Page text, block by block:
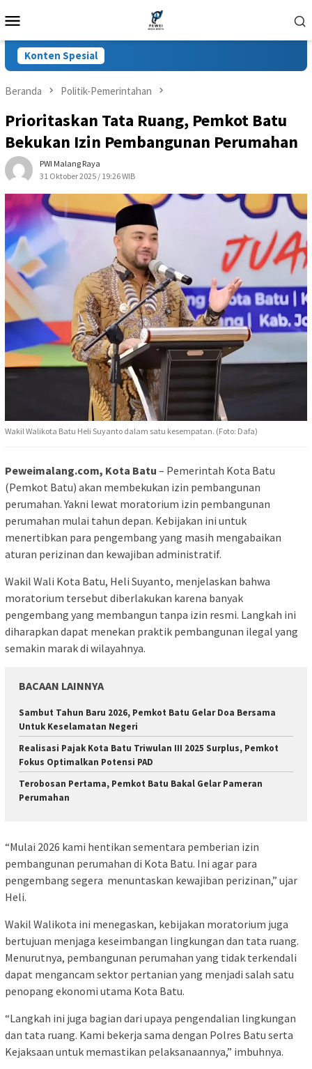
ke
Mobile
Konten Spesial
Beranda Politik-Pemerintahan
Prioritaskan Tata Ruang, Pemkot Batu
Bekukan Izin Pembangunan Perumahan
PWI Malang Raya
31 Oktober 2025 / 19:26 WIB
Wakil Walikota Batu Heli Suyanto dalam satu kesempatan. (Foto: Dafa)
Peweimalang.com, Kota Batu – Pemerintah Kota Batu
(Pemkot Batu) akan membekukan izin pembangunan
perumahan. Yakni lewat moratorium izin pembangunan
perumahan mulai tahun depan. Kebijakan ini untuk
menertibkan para pengembang yang masih mengabaikan
aturan perizinan dan kewajiban administratif.
Wakil Wali Kota Batu, Heli Suyanto, menjelaskan bahwa
moratorium tersebut diberlakukan karena banyak
pengembang yang membangun tanpa izin resmi. Langkah ini
diharapkan dapat menekan praktik pembangunan ilegal yang
semakin marak di wilayahnya.
BACAAN LAINNYA
Sambut Tahun Baru 2026, Pemkot Batu Gelar Doa Bersama
Untuk Keselamatan Negeri
Realisasi Pajak Kota Batu Triwulan III 2025 Surplus, Pemkot
Fokus Optimalkan Potensi PAD
Terobosan Pertama, Pemkot Batu Bakal Gelar Pameran
Perumahan
“Mulai 2026 kami hentikan sementara pemberian izin
pembangunan perumahan di Kota Batu. Ini agar para
pengembang segera menuntaskan kewajiban perizinan,” ujar
Heli.
Wakil Walikota ini menegaskan, kebijakan moratorium juga
bertujuan menjaga keseimbangan lingkungan dan tata ruang.
Menurutnya, pembangunan perumahan yang tidak terkendali
dapat mengancam sektor pertanian yang menjadi salah satu
penopang ekonomi utama Kota Batu.
“Langkah ini juga bagian dari upaya pengendalian lingkungan
dan tata ruang. Kami bekerja sama dengan Polres Batu serta
Kejaksaan untuk memastikan pelaksanaannya,” imbuhnya.